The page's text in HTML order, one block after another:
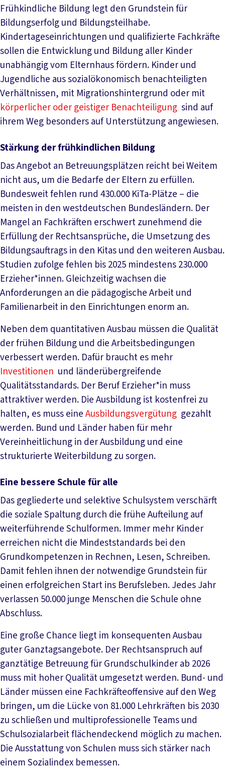
Frühkindliche Bildung legt den Grundstein für
Bildungserfolg und Bildungsteilhabe.
Kindertageseinrichtungen und qualifizierte Fachkräfte
sollen die Entwicklung und Bildung aller Kinder
unabhängig vom Elternhaus fördern. Kinder und
Jugendliche aus sozialökonomisch benachteiligten
Verhältnissen, mit Migrationshintergrund oder mit
körperlicher oder geistiger Benachteiligung sind auf
ihrem Weg besonders auf Unterstützung angewiesen.
Stärkung der frühkindlichen Bildung
Das Angebot an Betreuungsplätzen reicht bei Weitem
nicht aus, um die Bedarfe der Eltern zu erfüllen.
Bundesweit fehlen rund 430.000 KiTa-Plätze – die
meisten in den westdeutschen Bundesländern. Der
Mangel an Fachkräften erschwert zunehmend die
Erfüllung der Rechtsansprüche, die Umsetzung des
Bildungsauftrags in den Kitas und den weiteren Ausbau.
Studien zufolge fehlen bis 2025 mindestens 230.000
Erzieher*innen. Gleichzeitig wachsen die
Anforderungen an die pädagogische Arbeit und
Familienarbeit in den Einrichtungen enorm an.
Neben dem quantitativen Ausbau müssen die Qualität
der frühen Bildung und die Arbeitsbedingungen
verbessert werden. Dafür braucht es mehr
Investitionen und länderübergreifende
Qualitätsstandards. Der Beruf Erzieher*in muss
attraktiver werden. Die Ausbildung ist kostenfrei zu
halten, es muss eineAusbildungsvergütung gezahlt
werden. Bund und Länder haben für mehr
Vereinheitlichung in der Ausbildung und eine
strukturierte Weiterbildung zu sorgen.
Eine bessere Schule für alle
Das gegliederte und selektive Schulsystem verschärft
die soziale Spaltung durch die frühe Aufteilung auf
weiterführende Schulformen. Immer mehr Kinder
erreichen nicht die Mindeststandards bei den
Grundkompetenzen in Rechnen, Lesen, Schreiben.
Damit fehlen ihnen der notwendige Grundstein für
einen erfolgreichen Start ins Berufsleben. Jedes Jahr
verlassen 50.000 junge Menschen die Schule ohne
Abschluss.
Eine große Chance liegt im konsequenten Ausbau
guter Ganztagsangebote. Der Rechtsanspruch auf
ganztätige Betreuung für Grundschulkinder ab 2026
muss mit hoher Qualität umgesetzt werden. Bund- und
Länder müssen eine Fachkräfteoffensive auf den Weg
bringen, um die Lücke von 81.000 Lehrkräften bis 2030
zu schließen und multiprofessionelle Teams und
Schulsozialarbeit flächendeckend möglich zu machen.
Die Ausstattung von Schulen muss sich stärker nach
einem Sozialindex bemessen.